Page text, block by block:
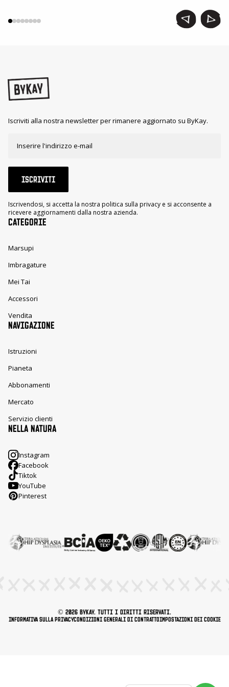
Iscriviti alla nostra newsletter per rimanere aggiornato su ByKay.
ISCRIVITI
Iscrivendosi, si accetta la nostra politica sulla privacy e si acconsente a
ricevere aggiornamenti dalla nostra azienda.
CATEGORIE
Marsupi
Imbragature
Mei Tai
Accessori
Vendita
NAVIGAZIONE
Istruzioni
Pianeta
Abbonamenti
Mercato
Servizio clienti
NELLA NATURA
Instagram
Facebook
Tiktok
YouTube
Pinterest
© 2026 ByKay. Tutti i diritti riservati.
Informativa sulla privacyCondizioni generali di contrattoImpostazioni dei cookie